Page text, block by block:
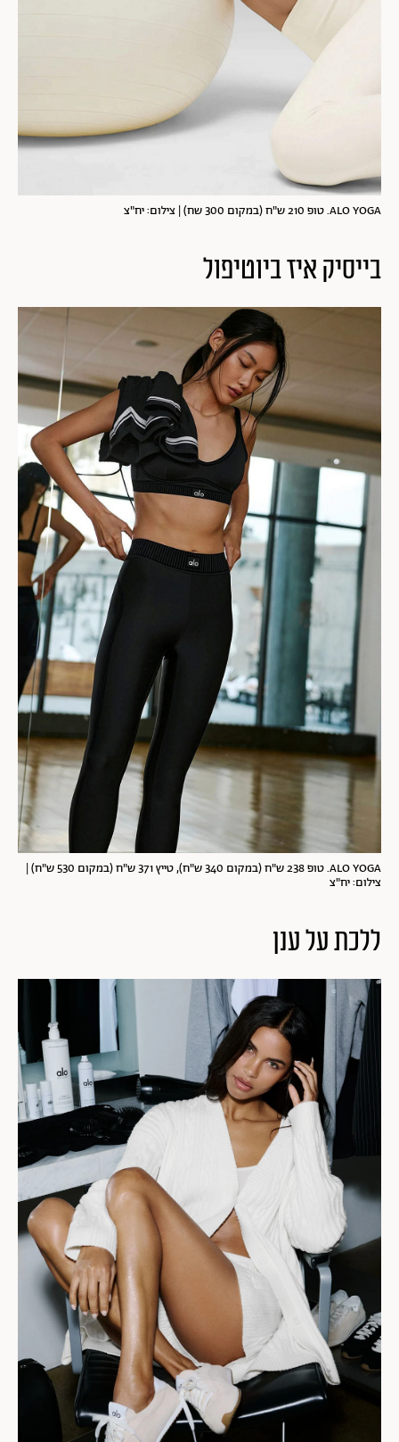
ALO YOGA. טופ 210 ש"ח (במקום 300 שח) | צילום: יח"צ
בייסיק איז ביוטיפול
ALO YOGA. טופ 238 ש"ח (במקום 340 ש"ח), טייץ 371 ש"ח (במקום 530 ש"ח) |
צילום: יח"צ
ללכת על ענן